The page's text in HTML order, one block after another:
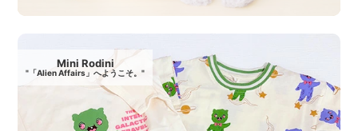
Mini Rodini
"「Alien Affairs」へようこそ。"